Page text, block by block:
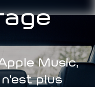
Music,
plus